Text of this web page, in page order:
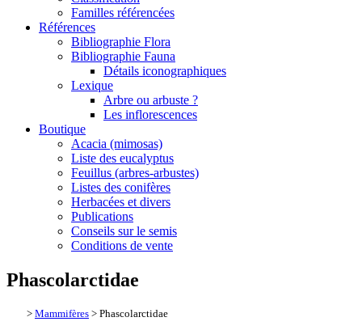
Familles référencées
Références
Bibliographie Flora
Bibliographie Fauna
Détails iconographiques
Lexique
Arbre ou arbuste ?
Les inflorescences
Boutique
Acacia (mimosas)
Liste des eucalyptus
Feuillus (arbres-arbustes)
Listes des conifères
Herbacées et divers
Publications
Conseils sur le semis
Conditions de vente
Phascolarctidae
> Mammifères > Phascolarctidae